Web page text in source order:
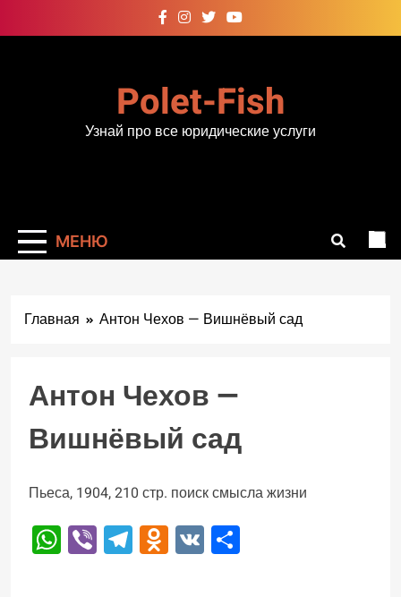
к
Polet-Fish
Узнай про все юридические услуги
МЕНЮ
Главная Антон Чехов — Вишнёвый сад
Антон Чехов —
Вишнёвый сад
Пьеса, 1904, 210 стр. поиск смысла жизни
WhatsApp
ViberTelegram
Odnoklassniki
VK